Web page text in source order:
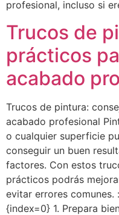
profesional, incluso si
Trucos de
prácticos
acabado
Trucos de pintura:
acabado profesional
o cualquier superficie
conseguir un buen
factores. Con estos
prácticos podrás
evitar errores comunes.
{index=0} 1. Prepara